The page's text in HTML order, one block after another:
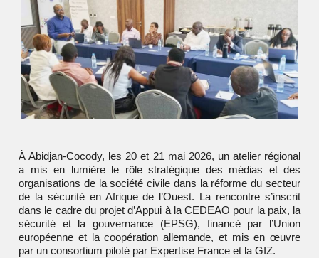
À Abidjan-Cocody, les 20 et 21 mai 2026, un atelier régional
a mis en lumière le rôle stratégique des médias et des
organisations de la société civile dans la réforme du secteur
de la sécurité en Afrique de l’Ouest. La rencontre s’inscrit
dans le cadre du projet d’Appui à la CEDEAO pour la paix, la
sécurité et la gouvernance (EPSG), financé par l’Union
européenne et la coopération allemande, et mis en œuvre
par un consortium piloté par Expertise France et la GIZ.